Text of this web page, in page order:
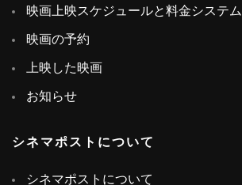
映画上映スケジュールと料金システム
映画の予約
上映した映画
お知らせ
シネマポストについて
シネマポストについて